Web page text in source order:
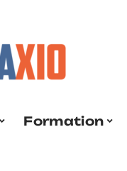
Formation